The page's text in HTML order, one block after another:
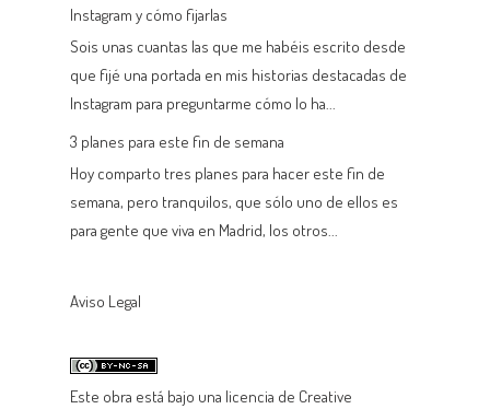
Instagram y cómo fijarlas
Sois unas cuantas las que me habéis escrito desde
que fijé una portada en mis historias destacadas de
Instagram para preguntarme cómo lo ha...
3 planes para este fin de semana
Hoy comparto tres planes para hacer este fin de
semana, pero tranquilos, que sólo uno de ellos es
para gente que viva en Madrid, los otros...
Aviso Legal
Este obra está bajo una licencia de Creative